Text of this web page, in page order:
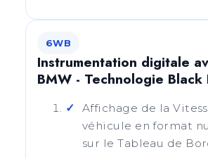
6WB
Instrumentation digitale
BMW - Technologie Black
Affichage de la
véhicule en format
sur le Tableau de